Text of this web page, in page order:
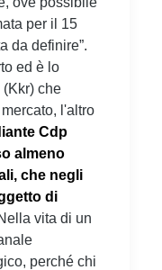
per il 15
da definire”.
ed è lo
che
l'altro
Cdp
almeno
che negli
di
vita di un
perché chi